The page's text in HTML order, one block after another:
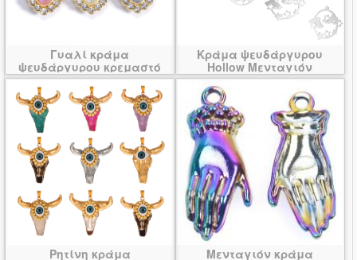
Γυαλί κράμα
ψευδάργυρου κρεμαστό
κόσμημα
Κράμα ψευδάργυρου
Hollow Μενταγιόν
Ρητίνη κράμα
Μενταγιόν κράμα